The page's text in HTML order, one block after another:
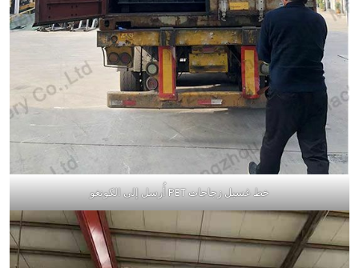
خط غسيل زجاجات PET أُرسل إلى الكونغو